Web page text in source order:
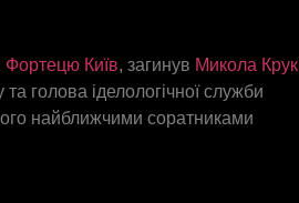
Фортецю Київ, загинув Микола Крук
та голова іделологічної служби
найближчими соратниками